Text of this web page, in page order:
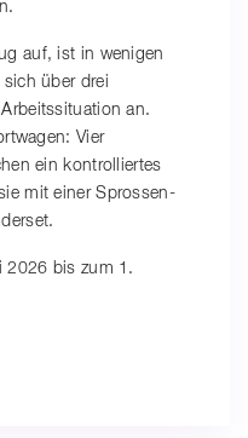
auf, ist in wenigen
über drei
an.
Vier
ein kontrolliertes
mit einer Sprossen-
2026 bis zum 1.